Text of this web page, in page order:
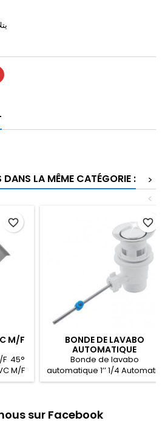
DANS LA MÊME CATÉGORIE :
>
<
M/F
F 45°
M/F
favorite_border
BONDE DE LAVABO
AUTOMATIQUE
Bonde de lavabo
automatique 1’’ 1/4 Automatic
Drain basin 1’’ 1/4 ركبة ماسورة
favorite_border
sur Facebook